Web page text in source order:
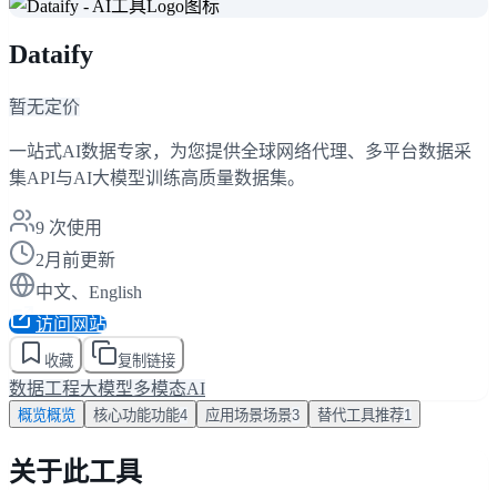
Dataify
暂无定价
一站式AI数据专家，为您提供全球网络代理、多平台数据采
集API与AI大模型训练高质量数据集。
9 次使用
2月前更新
中文、English
访问网站
收藏 复制链接
数据工程大模型多模态AI
概览概览 核心功能功能4 应用场景场景3 替代工具推荐1
关于此工具